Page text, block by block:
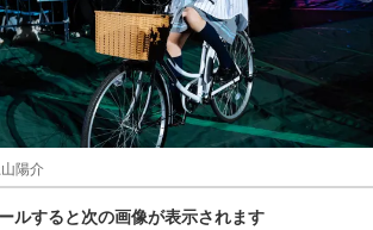
陽介
ルすると次の画像が表示されます